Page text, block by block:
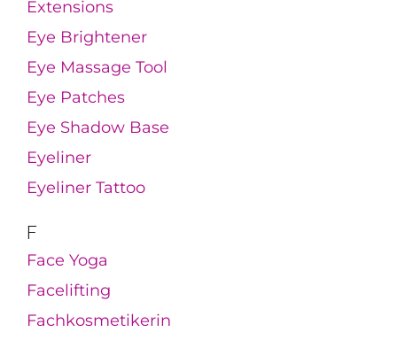
Extensions
Eye Brightener
Eye Massage Tool
Eye Patches
Eye Shadow Base
Eyeliner
Eyeliner Tattoo
F
Face Yoga
Facelifting
Fachkosmetikerin